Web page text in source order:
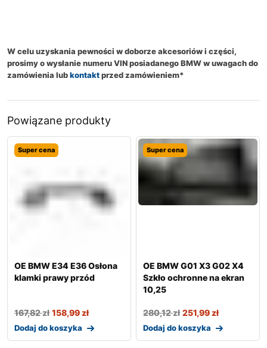
W celu uzyskania pewności w doborze akcesoriów i części,
prosimy o wysłanie numeru VIN posiadanego BMW w uwagach do
zamówienia lubkontaktprzed zamówieniem*
Powiązane produkty
Super cena
OE BMW E34 E36 Osłona
klamki prawy przód
167,82zł 158,99zł
Dodaj do koszyka
Super cena
OE BMW G01 X3 G02 X4
Szkło ochronne na ekran
10,25
280,12zł 251,99zł
Dodaj do koszyka